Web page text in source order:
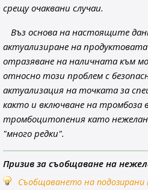
срещу очаквани случаи.
Въз основа на настоящите
актуализиране на
отразяване на наличната към
относно този проблем с
актуализация на точката за
както и включване на тромбоза
тромбоцитопения като
"много редки".
Призив за съобщаване на
Съобщаването на подозирани